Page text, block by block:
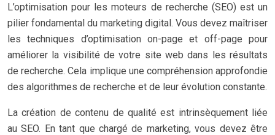
L’optimisation pour les moteurs de recherche (SEO) est un
pilier fondamental du marketing digital. Vous devez maîtriser
les techniques d’optimisation on-page et off-page pour
améliorer la visibilité de votre site web dans les résultats
de recherche. Cela implique une compréhension approfondie
des algorithmes de recherche et de leur évolution constante.
La création de contenu de qualité est intrinsèquement liée
au SEO. En tant que chargé de marketing, vous devez être